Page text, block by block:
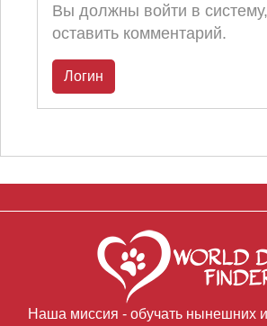
Вы должны войти в
оставить комментарий.
Логин
Наша миссия - обучать нынешних